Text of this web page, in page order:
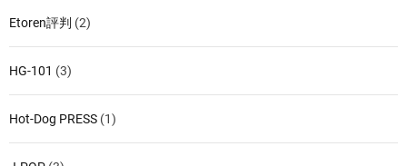
Etoren評判 (2)
HG-101 (3)
Hot-Dog PRESS (1)